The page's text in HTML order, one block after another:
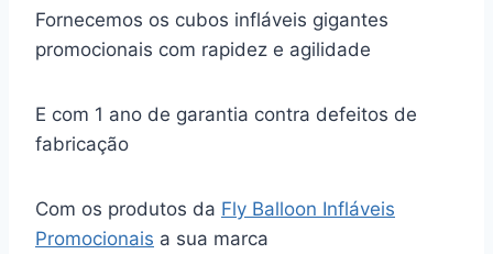
Fornecemos os cubos infláveis gigantes
promocionais com rapidez e agilidade
E com 1 ano de garantia contra defeitos de
fabricação
Com os produtos da Fly Balloon Infláveis
Promocionais a sua marca